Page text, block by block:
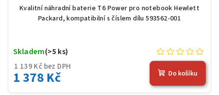
černá
Kvalitní náhradní baterie T6 Power pro notebook Hewlett
Packard, kompatibilní s číslem dílu 593562-001
1 139 Kč bez DPH
1 378 Kč
Skladem(>5 ks)
Do košíku